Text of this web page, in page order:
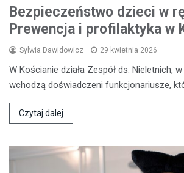
Bezpieczeństwo dzieci w
Prewencja i profilaktyka w
Sylwia Dawidowicz 29 kwietnia 2026
W Kościanie działa Zespół ds. Nieletnich,
wchodzą doświadczeni funkcjonariusze,
Czytaj dalej